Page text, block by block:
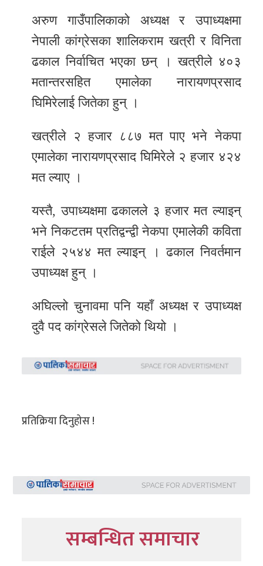
भिडियो
समाचार
अन्य
समाचार
Preeti
unicode
English
अरुण गाउँपालिकाको अध्यक्ष र उपाध्यक्षमा
नेपाली कांग्रेसका शालिकराम खत्री र विनिता
ढकाल निर्वाचित भएका छन् । खत्रीले ४०३
मतान्तरसहित एमालेका नारायणप्रसाद
घिमिरेलाई जितेका हुन् ।
खत्रीले २ हजार ८८७ मत पाए भने नेकपा
एमालेका नारायणप्रसाद घिमिरेले २ हजार ४२४
मत ल्याए ।
यस्तै, उपाध्यक्षमा ढकालले ३ हजार मत ल्याइन्
भने निकटतम प्रतिद्वन्द्वी नेकपा एमालेकी कविता
राईले २५४४ मत ल्याइन् । ढकाल निवर्तमान
उपाध्यक्ष हुन् ।
अघिल्लो चुनावमा पनि यहाँ अध्यक्ष र उपाध्यक्ष
दुवै पद कांग्रेसले जितेको थियो ।
प्रतिक्रिया दिनुहोस !
सम्बन्धित समाचार